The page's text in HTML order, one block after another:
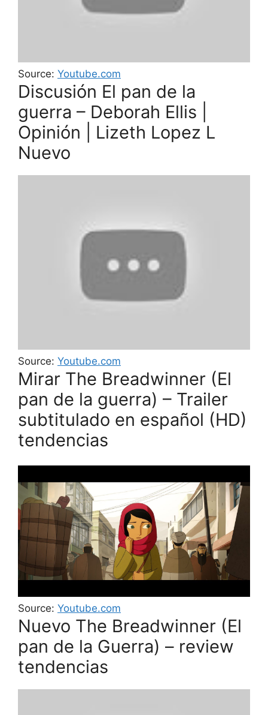
Source: Youtube.com
Discusión El pan de la
guerra – Deborah Ellis |
Opinión | Lizeth Lopez L
Nuevo
Source: Youtube.com
Mirar The Breadwinner (El
pan de la guerra) – Trailer
subtitulado en español (HD)
tendencias
Source: Youtube.com
Nuevo The Breadwinner (El
pan de la Guerra) – review
tendencias